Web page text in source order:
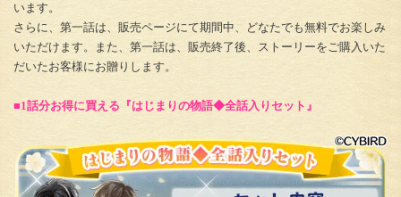
います。
さらに、第一話は、販売ページにて期間中、どなたでも無料でお楽しみ
いただけます。また、第一話は、販売終了後、ストーリーをご購入いた
だいたお客様にお贈りします。
■1話分お得に買える『はじまりの物語◆全話入りセット』